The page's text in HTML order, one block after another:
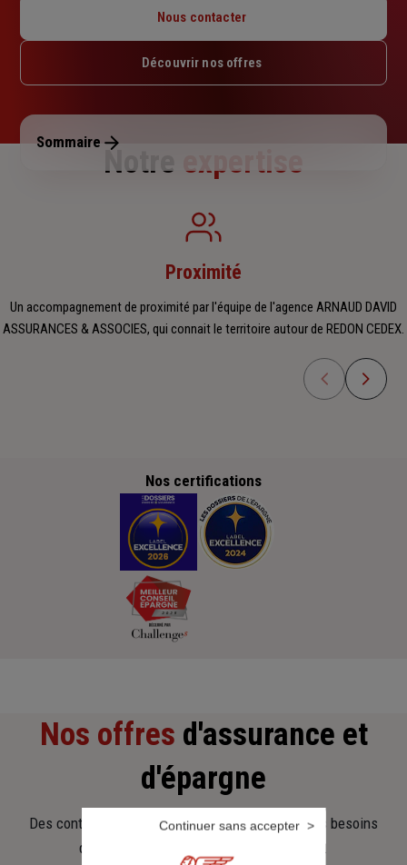
Mardi : 09h – 12h / 14h – 18h
Jeudi : 09h – 12h / 14h – 18h
Dimanche : Fermé
Nous contacter
Découvrir nos offres
Sommaire
Notre expertise
Proximité
Un accompagnement de proximité par l'équipe de l'agence ARNAUD DAVID
ASSURANCES & ASSOCIES, qui connait le territoire autour de REDON CEDEX.
Nos certifications
Nos offres d'assurance et
d'épargne
Des contrats clairs et flexibles pour sécuriser vos besoins
d’aujourd’hui et anticiper ceux de demain.
Continuer sans accepter